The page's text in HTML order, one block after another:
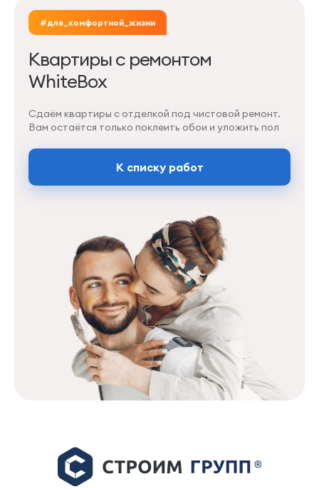
#для_комфортной_жизни
Квартиры с ремонтом
WhiteBox
Сдаём квартиры с отделкой под чистовой ремонт.
Вам остаётся только поклеить обои и уложить пол
К списку работ